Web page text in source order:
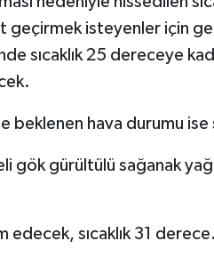
geçirmek isteyenler için
sıcaklık 25 dereceye
beklenen hava durumu ise
gök gürültülü sağanak
edecek, sıcaklık 31 derece.